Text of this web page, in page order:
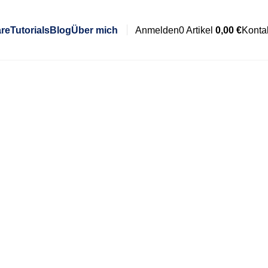
TutorialsBlogÜber mich Anmelden0Artikel 0,00 €